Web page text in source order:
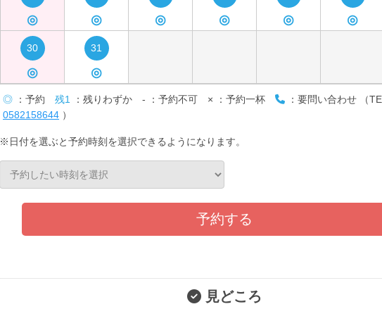
◎ ◎ ◎ ◎ ◎ ◎
30
◎
31
◎
◎ ：予約 残1 ：残りわずか - ：予約不可 × ：予約一杯
：要問い合わせ （
0582158644 ）
※日付を選ぶと予約時刻を選択できるようになります。
予約する
見どころ